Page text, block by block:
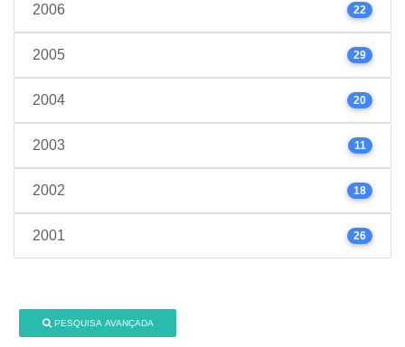
2006 22
2005 29
2004 20
2003 11
2002 18
2001 26
PESQUISA AVANÇADA